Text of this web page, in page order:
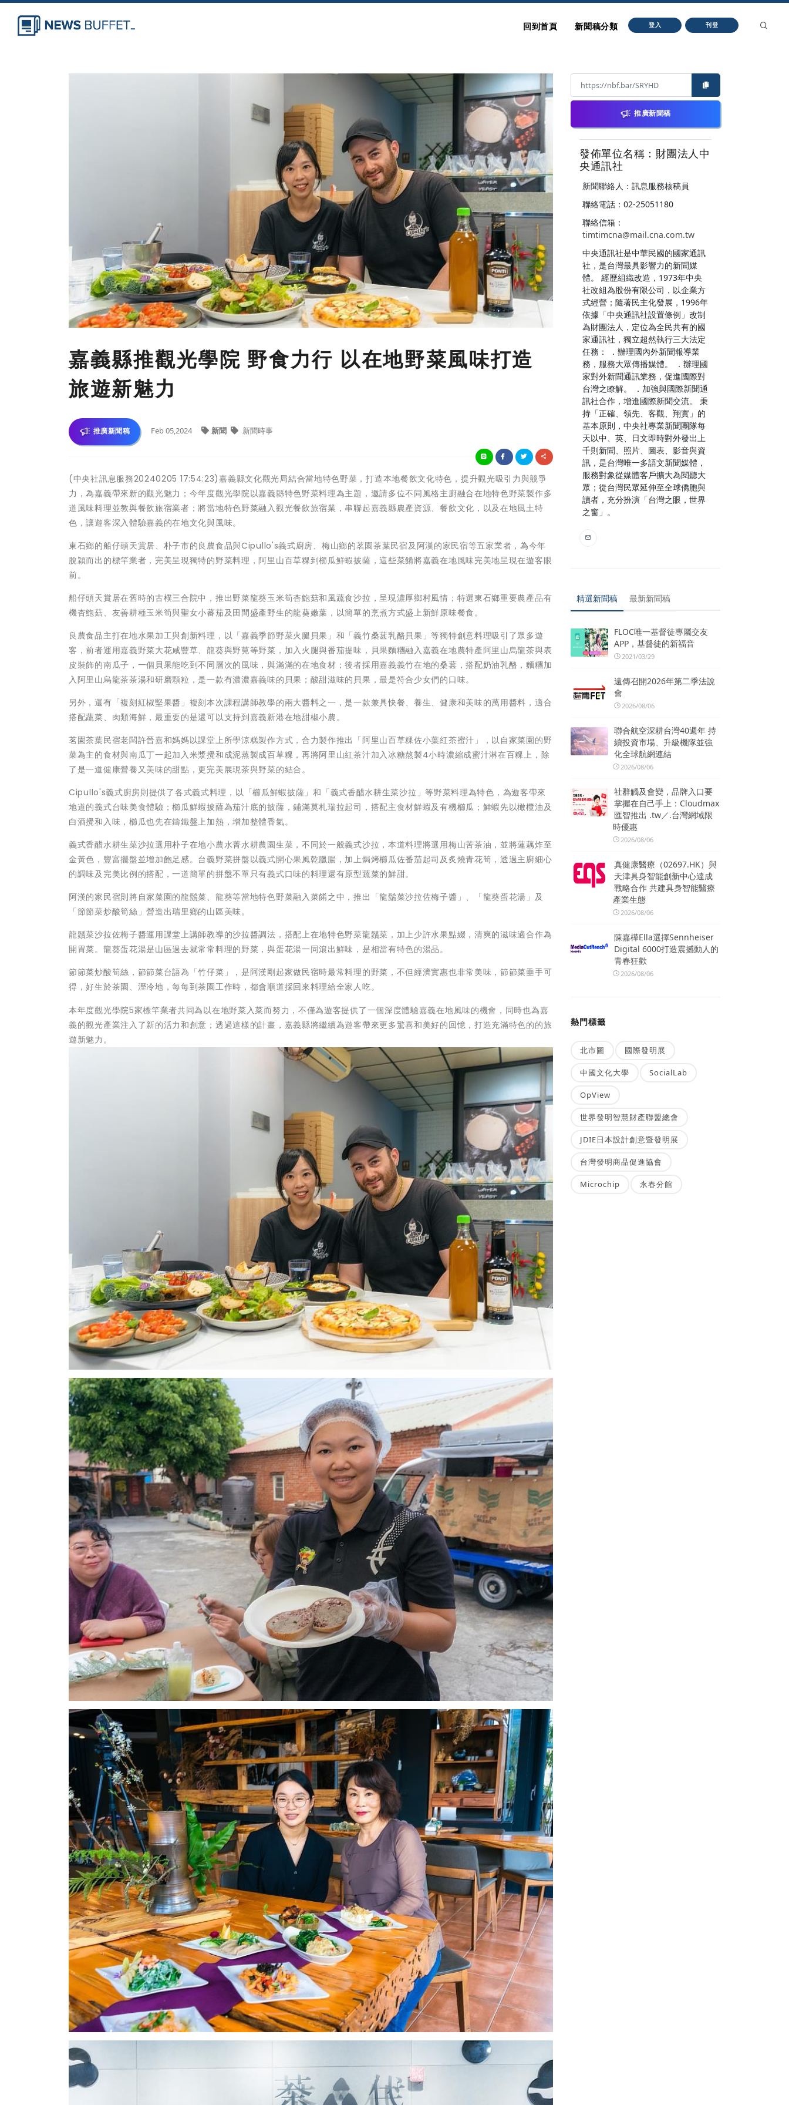
回到首頁 新聞稿分類 登入 刊登
嘉義縣推觀光學院 野食力行 以在地野菜風味打造
旅遊新魅力
推廣新聞稿 Feb 05,2024 新聞 新聞時事
(中央社訊息服務20240205 17:54:23)嘉義縣文化觀光局結合當地特色野菜，打造本地餐飲文化特色，提升觀光吸引力與競爭
力，為嘉義帶來新的觀光魅力；今年度觀光學院以嘉義縣特色野菜料理為主題，邀請多位不同風格主廚融合在地特色野菜製作多
道風味料理並教與餐飲旅宿業者；將當地特色野菜融入觀光餐飲旅宿業，串聯起嘉義縣農產資源、餐飲文化，以及在地風土特
色，讓遊客深入體驗嘉義的在地文化與風味。
東石鄉的船仔頭天賞居、朴子市的良農食品與Cipullo's義式廚房、梅山鄉的茗園茶葉民宿及阿漢的家民宿等五家業者，為今年
脫穎而出的標竿業者，完美呈現獨特的野菜料理，阿里山百草粿到櫛瓜鮮蝦披薩，這些菜餚將嘉義在地風味完美地呈現在遊客眼
前。
船仔頭天賞居在舊時的古樸三合院中，推出野菜龍葵玉米筍杏鮑菇和風蔬食沙拉，呈現濃厚鄉村風情；特選東石鄉重要農產品有
機杏鮑菇、友善耕種玉米筍與聖女小蕃茄及田間盛產野生的龍葵嫩葉，以簡單的烹煮方式盛上新鮮原味餐食。
良農食品主打在地水果加工與創新料理，以「嘉義季節野菜火腿貝果」和「義竹桑葚乳酪貝果」等獨特創意料理吸引了眾多遊
客，前者運用嘉義野菜大花咸豐草、龍葵與野莧等野菜，加入火腿與番茄提味，貝果麵糰融入嘉義在地農特產阿里山烏龍茶與表
皮裝飾的南瓜子，一個貝果能吃到不同層次的風味，與滿滿的在地食材；後者採用嘉義義竹在地的桑葚，搭配奶油乳酪，麵糰加
入阿里山烏龍茶茶湯和研磨顆粒，是一款有濃濃嘉義味的貝果；酸甜滋味的貝果，最是符合少女們的口味。
另外，還有「複刻紅椒堅果醬」複刻本次課程講師教學的兩大醬料之一，是一款兼具快餐、養生、健康和美味的萬用醬料，適合
搭配蔬菜、肉類海鮮，最重要的是還可以支持到嘉義新港在地甜椒小農。
茗園茶葉民宿老闆許晉嘉和媽媽以課堂上所學涼糕製作方式，合力製作推出「阿里山百草粿佐小葉紅茶蜜汁」，以自家菜園的野
菜為主的食材與南瓜丁一起加入米漿攪和成泥蒸製成百草粿，再將阿里山紅茶汁加入冰糖熬製4小時濃縮成蜜汁淋在百粿上，除
了是一道健康營養又美味的甜點，更完美展現茶與野菜的結合。
Cipullo's義式廚房則提供了各式義式料理，以「櫛瓜鮮蝦披薩」和「義式香醋水耕生菜沙拉」等野菜料理為特色，為遊客帶來
地道的義式台味美食體驗；櫛瓜鮮蝦披薩為茄汁底的披薩，鋪滿莫札瑞拉起司，搭配主食材鮮蝦及有機櫛瓜；鮮蝦先以橄欖油及
白酒攪和入味，櫛瓜也先在鑄鐵盤上加熱，增加整體香氣。
義式香醋水耕生菜沙拉選用朴子在地小農水菁水耕農園生菜，不同於一般義式沙拉，本道料理將選用梅山苦茶油，並將蓮藕炸至
金黃色，豐富擺盤並增加飽足感。台義野菜拼盤以義式開心果風乾臘腸，加上焗烤櫛瓜佐番茄起司及炙燒青花筍，透過主廚細心
的調味及完美比例的搭配，一道簡單的拼盤不單只有義式口味的料理還有原型蔬菜的鮮甜。
阿漢的家民宿則將自家菜園的龍鬚菜、龍葵等當地特色野菜融入菜餚之中，推出「龍鬚菜沙拉佐梅子醬」、「龍葵蛋花湯」及
「節節菜炒酸筍絲」營造出瑞里鄉的山區美味。
龍鬚菜沙拉佐梅子醬運用課堂上講師教導的沙拉醬調法，搭配上在地特色野菜龍鬚菜，加上少許水果點綴，清爽的滋味適合作為
開胃菜。龍葵蛋花湯是山區過去就常常料理的野菜，與蛋花湯一同滾出鮮味，是相當有特色的湯品。
節節菜炒酸筍絲，節節菜台語為「竹仔菜」，是阿漢剛起家做民宿時最常料理的野菜，不但經濟實惠也非常美味，節節菜垂手可
得，好生於茶園、溼冷地，每每到茶園工作時，都會順道採回來料理給全家人吃。
本年度觀光學院5家標竿業者共同為以在地野菜入菜而努力，不僅為遊客提供了一個深度體驗嘉義在地風味的機會，同時也為嘉
義的觀光產業注入了新的活力和創意；透過這樣的計畫，嘉義縣將繼續為遊客帶來更多驚喜和美好的回憶，打造充滿特色的的旅
遊新魅力。
推廣新聞稿
發佈單位名稱：財團法人中
央通訊社
新聞聯絡人：訊息服務核稿員
聯絡電話：02-25051180
聯絡信箱：
timtimcna@mail.cna.com.tw
中央通訊社是中華民國的國家通訊
社，是台灣最具影響力的新聞媒
體。 經歷組織改造，1973年中央
社改組為股份有限公司，以企業方
式經營；隨著民主化發展，1996年
依據「中央通訊社設置條例」改制
為財團法人，定位為全民共有的國
家通訊社，獨立超然執行三大法定
任務： ．辦理國內外新聞報導業
務，服務大眾傳播媒體。 ．辦理國
家對外新聞通訊業務，促進國際對
台灣之瞭解。 ．加強與國際新聞通
訊社合作，增進國際新聞交流。 秉
持「正確、領先、客觀、翔實」的
基本原則，中央社專業新聞團隊每
天以中、英、日文即時對外發出上
千則新聞、照片、圖表、影音與資
訊，是台灣唯一多語文新聞媒體，
服務對象從媒體客戶擴大為閱聽大
眾；從台灣民眾延伸至全球僑胞與
讀者，充分扮演「台灣之眼，世界
之窗」。
精選新聞稿 最新新聞稿
FLOC唯一基督徒專屬交友
APP，基督徒的新福音
2021/03/29
遠傳召開2026年第二季法說
會
2026/08/06
聯合航空深耕台灣40週年 持
續投資市場、升級機隊並強
化全球航網連結
2026/08/06
社群觸及會變，品牌入口要
掌握在自己手上：Cloudmax
匯智推出 .tw／.台灣網域限
時優惠
2026/08/06
真健康醫療（02697.HK）與
天津具身智能創新中心達成
戰略合作 共建具身智能醫療
產業生態
2026/08/06
陳嘉樺Ella選擇Sennheiser
Digital 6000打造震撼動人的
青春狂歡
2026/08/06
熱門標籤
北市圖 國際發明展
中國文化大學 SocialLab
OpView
世界發明智慧財產聯盟總會
JDIE日本設計創意暨發明展
台灣發明商品促進協會
Microchip 永春分館